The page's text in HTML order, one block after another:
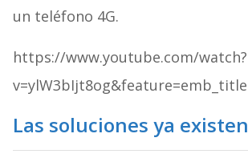
un teléfono 4G.
https://www.youtube.com/watch?
v=ylW3bIjt8og&feature=emb_title
Las soluciones ya existen